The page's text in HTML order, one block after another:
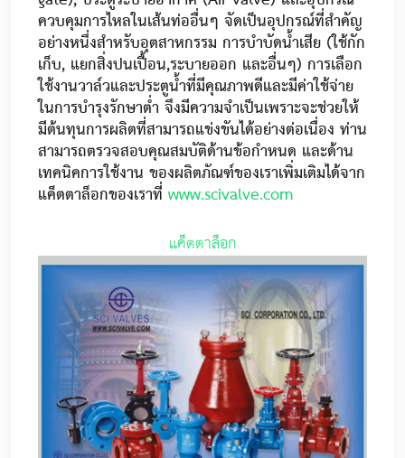
ควบคุมการไหลในเส้นท่ออื่นๆ จัดเป็นอุปกรณ์ที่สำคัญ
อย่างหนึ่งสำหรับอุตสาหกรรม การบำบัดน้ำเสีย (ใช้กัก
เก็บ, แยกสิ่งปนเปื้อน,ระบายออก และอื่นๆ) การเลือก
ใช้งานวาล์วและประตูน้ำที่มีคุณภาพดีและมีค่าใช้จ่าย
ในการบำรุงรักษาต่ำ จึงมีความจำเป็นเพราะจะช่วยให้
มีต้นทุนการผลิตที่สามารถแข่งขันได้อย่างต่อเนื่อง ท่าน
สามารถตรวจสอบคุณสมบัติด้านข้อกำหนด และด้าน
เทคนิคการใช้งาน ของผลิตภัณฑ์ของเราเพิ่มเติมได้จาก
แค็ตตาล็อกของเราที่ www.scivalve.com
แค็ตตาล็อก